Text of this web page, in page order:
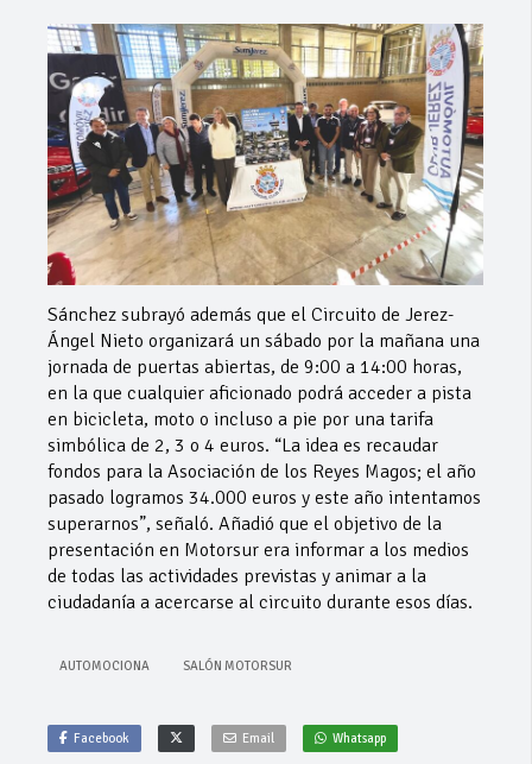
Sánchez subrayó además que el Circuito de Jerez-
Ángel Nieto organizará un sábado por la mañana una
jornada de puertas abiertas, de 9:00 a 14:00 horas,
en la que cualquier aficionado podrá acceder a pista
en bicicleta, moto o incluso a pie por una tarifa
simbólica de 2, 3 o 4 euros. “La idea es recaudar
fondos para la Asociación de los Reyes Magos; el año
pasado logramos 34.000 euros y este año intentamos
superarnos”, señaló. Añadió que el objetivo de la
presentación en Motorsur era informar a los medios
de todas las actividades previstas y animar a la
ciudadanía a acercarse al circuito durante esos días.
AUTOMOCIONA SALÓN MOTORSUR
Facebook Email Whatsapp